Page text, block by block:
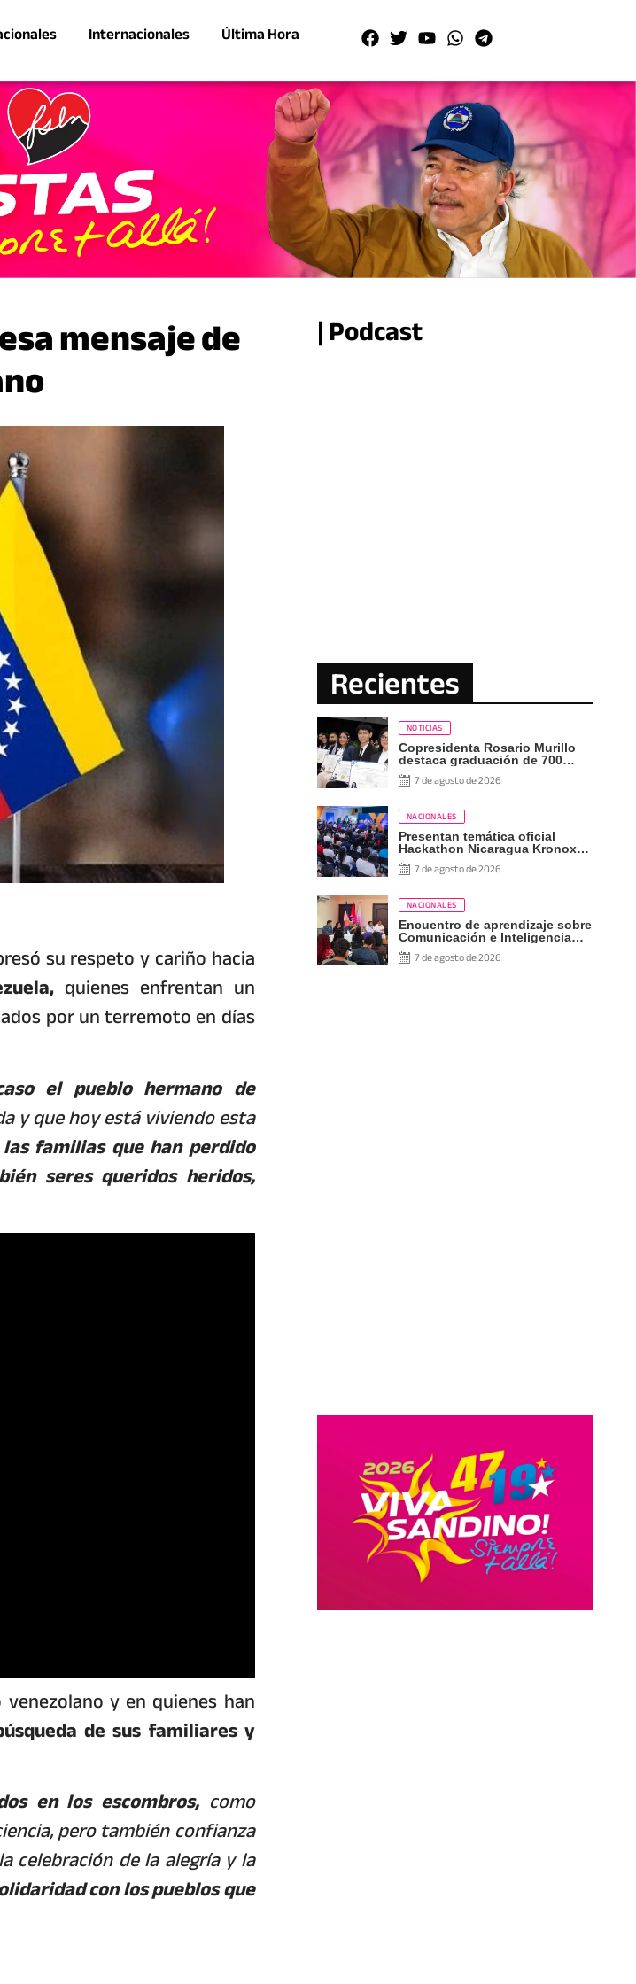
Internacionales Última Hora
mensaje de
su respeto y cariño hacia
quienes enfrentan un
por un terremoto en días
el pueblo hermano de
y que hoy está viviendo esta
familias que han perdido
seres queridos heridos,
y en quienes han
de sus familiares y
en los escombros,como
pero también confianza
celebración de la alegría y la
con los pueblos que
| Podcast
Recientes
NOTICIAS
Copresidenta Rosario Murillo
destaca graduación de 700
nuevos profesionales Pueblo
Presidente
7 de agosto de 2026
NACIONALES
Presentan temática oficial
Hackathon Nicaragua Kronox
2026, 10 años ¡Siempre Más
Allá!7 de agosto de 2026
NACIONALES
Encuentro de aprendizaje sobre
Comunicación e Inteligencia
Artificial
7 de agosto de 2026